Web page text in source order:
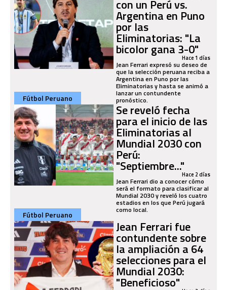
con un Perú vs.
Argentina en Puno
por las
Eliminatorias: "La
bicolor gana 3-0"
Hace 1 días
Jean Ferrari expresó su deseo de
que la selección peruana reciba a
Argentina en Puno por las
Eliminatorias y hasta se animó a
lanzar un contundente
pronóstico.
Fútbol Peruano
Se reveló fecha
para el inicio de las
Eliminatorias al
Mundial 2030 con
Perú:
"Septiembre..."Hace 2 días
Jean Ferrari dio a conocer cómo
será el formato para clasificar al
Mundial 2030 y reveló los cuatro
estadios en los que Perú jugará
como local.
Fútbol Peruano
Jean Ferrari fue
contundente sobre
la ampliación a 64
selecciones para el
Mundial 2030:
"Beneficioso"